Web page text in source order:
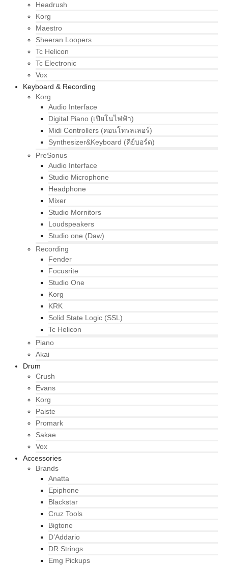
Headrush
Korg
Maestro
Sheeran Loopers
Tc Helicon
Tc Electronic
Vox
Keyboard & Recording
Korg
Audio Interface
Digital Piano (เปียโนไฟฟ้า)
Midi Controllers (คอนโทรลเลอร์)
Synthesizer&Keyboard (คีย์บอร์ด)
PreSonus
Audio Interface
Studio Microphone
Headphone
Mixer
Studio Mornitors
Loudspeakers
Studio one (Daw)
Recording
Fender
Focusrite
Studio One
Korg
KRK
Solid State Logic (SSL)
Tc Helicon
Piano
Akai
Drum
Crush
Evans
Korg
Paiste
Promark
Sakae
Vox
Accessories
Brands
Anatta
Epiphone
Blackstar
Cruz Tools
Bigtone
D’Addario
DR Strings
Emg Pickups